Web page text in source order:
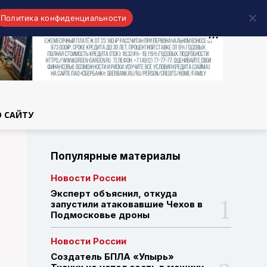
САЙТУ
Популярные материалы
Новости России
Эксперт объяснил, откуда
запустили атаковавшие Чехов в
Подмосковье дроны
Новости России
Создатель БПЛА «Упырь»
Политика конфиденциальности